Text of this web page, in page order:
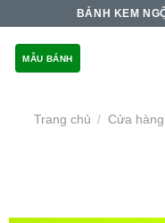
content
BÁNH KEM
MẪU BÁNH
Trang chủ / Cửa hàng